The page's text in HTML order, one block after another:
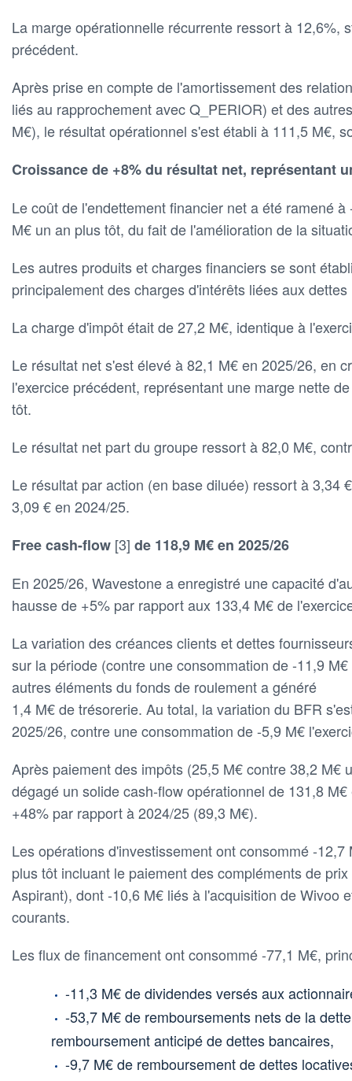
La marge opérationnelle récurrente ressort à 12,6%,
précédent.
Après prise en compte de l'amortissement des
liés au rapprochement avec Q_PERIOR) et des
M€), le résultat opérationnel s'est établi à 111,5 M€,
Croissance de +8% du résultat net, représentant
Le coût de l'endettement financier net a été ramené
M€ un an plus tôt, du fait de l'amélioration de la
Les autres produits et charges financiers se sont
principalement des charges d'intérêts liées aux
La charge d'impôt était de 27,2 M€, identique à
Le résultat net s'est élevé à 82,1 M€ en 2025/26, en
l'exercice précédent, représentant une marge nette
tôt.
Le résultat net part du groupe ressort à 82,0 M€,
Le résultat par action (en base diluée) ressort à 3,34
3,09 € en 2024/25.
Free cash-flow [3] de 118,9 M€ en 2025/26
En 2025/26, Wavestone a enregistré une capacité
hausse de +5% par rapport aux 133,4 M€ de
La variation des créances clients et dettes
sur la période (contre une consommation de -11,9
autres éléments du fonds de roulement a généré
1,4 M€ de trésorerie. Au total, la variation du BFR
2025/26, contre une consommation de -5,9 M€
Après paiement des impôts (25,5 M€ contre 38,2 M€
dégagé un solide cash-flow opérationnel de 131,8
+48% par rapport à 2024/25 (89,3 M€).
Les opérations d'investissement ont consommé -
plus tôt incluant le paiement des compléments de
Aspirant), dont -10,6 M€ liés à l'acquisition de Wivoo
courants.
Les flux de financement ont consommé -77,1 M€,
-11,3 M€ de dividendes versés aux
-53,7 M€ de remboursements nets de la
remboursement anticipé de dettes bancaires,
-9,7 M€ de remboursement de dettes